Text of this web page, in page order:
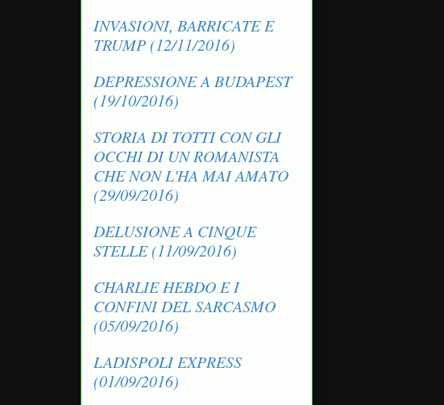
INVASIONI, BARRICATE E
TRUMP (12/11/2016)
DEPRESSIONE A BUDAPEST
(19/10/2016)
STORIA DI TOTTI CON GLI
OCCHI DI UN ROMANISTA
CHE NON L'HA MAI AMATO
(29/09/2016)
DELUSIONE A CINQUE
STELLE (11/09/2016)
CHARLIE HEBDO E I
CONFINI DEL SARCASMO
(05/09/2016)
LADISPOLI EXPRESS
(01/09/2016)